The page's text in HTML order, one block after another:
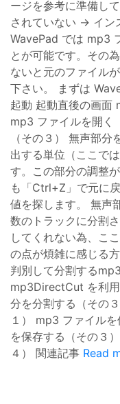
ージを参考に準備し
されていない → イン
WavePad では mp3
とが可能です。その
ないと元のファイル
下さい。 まずは
起動 起動直後の画面
mp3 ファイルを開く
（その３） 無声部
出する単位（ここで
す。この部分の調整
も「Ctrl+Z」で元に
値を探します。 無声
数のトラックに分割
してくれない為、こ
の点が煩雑に感じる
判別して分割する
mp3DirectCut を利
分を分割する（その
１） mp3 ファイル
を保存する（その３
４） 関連記事 Read